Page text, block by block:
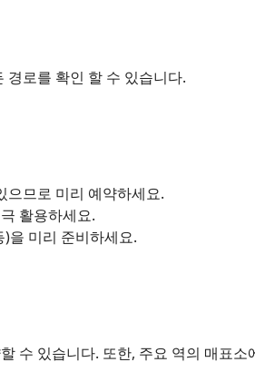
경로를 확인 할 수 있습니다.
으므로 미리 예약하세요.
활용하세요.
을 미리 준비하세요.
수 있습니다. 또한, 주요 역의 매표소